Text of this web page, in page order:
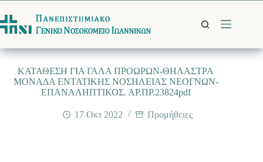
στο
περιεχόμενο
ΚΑΤΑΘΕΣΗ ΓΙΑ ΓΑΛΑ ΠΡΟΩΡΩΝ-ΘΗΛΑΣΤΡΑ
ΜΟΝΑΔΑ ΕΝΤΑΤΙΚΗΣ ΝΟΣΗΛΕΙΑΣ ΝΕΟΓΝΩΝ-
ΕΠΑΝΑΛΗΠΤΙΚΟΣ. ΑΡ.ΠΡ.23824pdf
17 Οκτ 2022 Προμήθειες